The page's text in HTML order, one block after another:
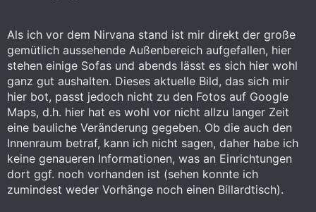
Als ich vor dem Nirvana stand ist mir direkt der große
gemütlich aussehende Außenbereich aufgefallen, hier
stehen einige Sofas und abends lässt es sich hier wohl
ganz gut aushalten. Dieses aktuelle Bild, das sich mir
hier bot, passt jedoch nicht zu den Fotos auf Google
Maps, d.h. hier hat es wohl vor nicht allzu langer Zeit
eine bauliche Veränderung gegeben. Ob die auch den
Innenraum betraf, kann ich nicht sagen, daher habe ich
keine genaueren Informationen, was an Einrichtungen
dort ggf. noch vorhanden ist (sehen konnte ich
zumindest weder Vorhänge noch einen Billardtisch).